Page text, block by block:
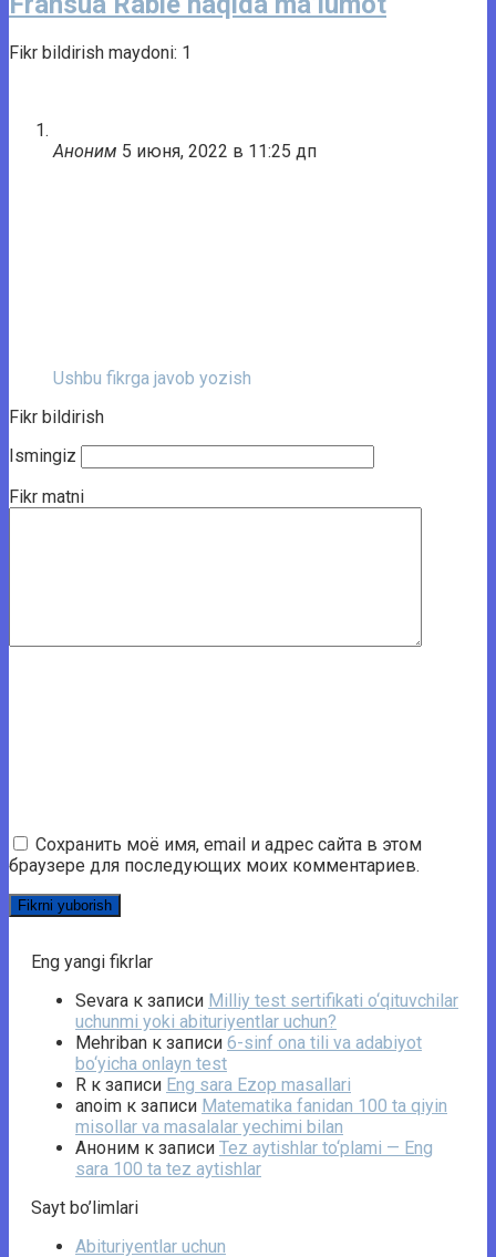
Fikr bildirish maydoni: 1
Аноним 5 июня, 2022 в 11:25 дп
Ushbu fikrga javob yozish
Fikr bildirish
Ismingiz
Fikr matni
Сохранить моё имя, email и адрес сайта в этом
браузере для последующих моих комментариев.
Eng yangi fikrlar
Sevara к записи Milliy test sertifikati o‘qituvchilar
uchunmi yoki abituriyentlar uchun?
Mehriban к записи 6-sinf ona tili va adabiyot
bo‘yicha onlayn test
R к записи Eng sara Ezop masallari
anoim к записи Matematika fanidan 100 ta qiyin
misollar va masalalar yechimi bilan
Аноним к записи Tez aytishlar to‘plami — Eng
sara 100 ta tez aytishlar
Sayt bo’limlari
Abituriyentlar uchun